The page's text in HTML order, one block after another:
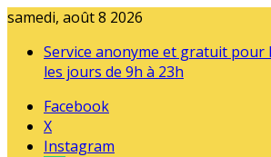
samedi, août 8 2026
Service anonyme et gratuit pour
les jours de 9h à 23h
Facebook
X
Instagram